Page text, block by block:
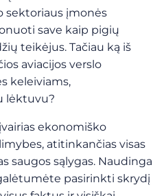
sektoriaus įmonės
save kaip pigių
teikėjus. Tačiau ką iš
aviacijos verslo
keleiviams,
lėktuvu?
ekonomiško
atitinkančias visas
saugos sąlygas. Naudinga
pasirinkti skrydį